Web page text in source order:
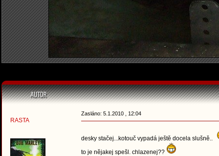
RASTA
Zasláno: 5.1.2010 , 12:04
desky stačej...kotouč vypadá ještě docela slušně..
to je nějakej spešl. chlazenej??